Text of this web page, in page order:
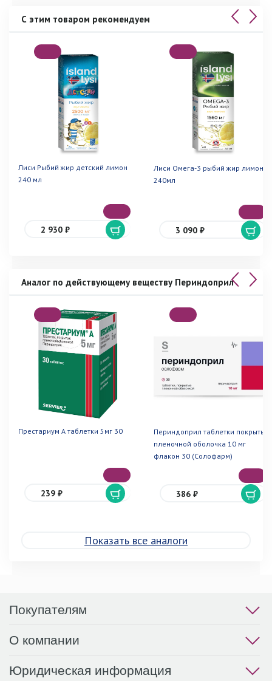
С этим товаром рекомендуем
Лиси Рыбий жир детский лимон
240 мл
2 930 ₽
Лиси Омега-3 рыбий жир лимон
240мл
3 090 ₽
Аналог по действующему веществу Периндоприл
Престариум А таблетки 5мг 30
239 ₽
Периндоприл таблетки покрытые
пленочной оболочка 10 мг
флакон 30 (Солофарм)
386 ₽
Показать все аналоги
Покупателям
О компании
Юридическая информация